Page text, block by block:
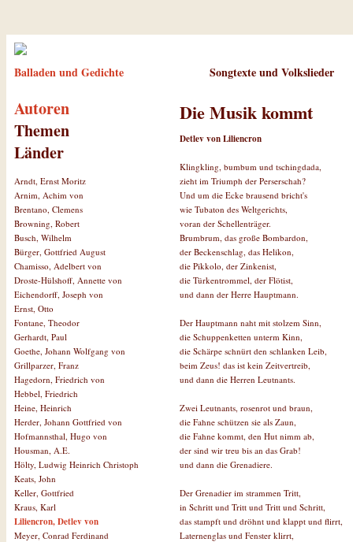
Balladen und Gedichte Songtexte und Volkslieder
Autoren
Themen
Länder
Arndt, Ernst Moritz
Arnim, Achim von
Brentano, Clemens
Browning, Robert
Busch, Wilhelm
Bürger, Gottfried August
Chamisso, Adelbert von
Droste-Hülshoff, Annette von
Eichendorff, Joseph von
Ernst, Otto
Fontane, Theodor
Gerhardt, Paul
Goethe, Johann Wolfgang von
Grillparzer, Franz
Hagedorn, Friedrich von
Hebbel, Friedrich
Heine, Heinrich
Herder, Johann Gottfried von
Hofmannsthal, Hugo von
Housman, A.E.
Hölty, Ludwig Heinrich Christoph
Keats, John
Keller, Gottfried
Kraus, Karl
Liliencron, Detlev von
Meyer, Conrad Ferdinand
Die Musik kommt
Detlev von Liliencron
Klingkling, bumbum und tschingdada,
zieht im Triumph der Perserschah?
Und um die Ecke brausend bricht's
wie Tubaton des Weltgerichts,
voran der Schellenträger.
Brumbrum, das große Bombardon,
der Beckenschlag, das Helikon,
die Pikkolo, der Zinkenist,
die Türkentrommel, der Flötist,
und dann der Herre Hauptmann.
Der Hauptmann naht mit stolzem Sinn,
die Schuppenketten unterm Kinn,
die Schärpe schnürt den schlanken Leib,
beim Zeus! das ist kein Zeitvertreib,
und dann die Herren Leutnants.
Zwei Leutnants, rosenrot und braun,
die Fahne schützen sie als Zaun,
die Fahne kommt, den Hut nimm ab,
der sind wir treu bis an das Grab!
und dann die Grenadiere.
Der Grenadier im strammen Tritt,
in Schritt und Tritt und Tritt und Schritt,
das stampft und dröhnt und klappt und flirrt,
Laternenglas und Fenster klirrt,